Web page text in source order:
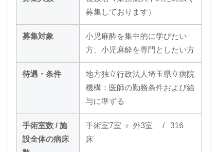
募集しております）
募集対象
小児麻酔を集中的に学びたい
方、小児麻酔を専門としたい方
待遇・条件
地方独立行政法人埼玉県立病院
機構：医師の勤務条件および給
与に準ずる
手術室数 / 施
設全体の病床
手術室7室 ＋ 外3室 / 316
床